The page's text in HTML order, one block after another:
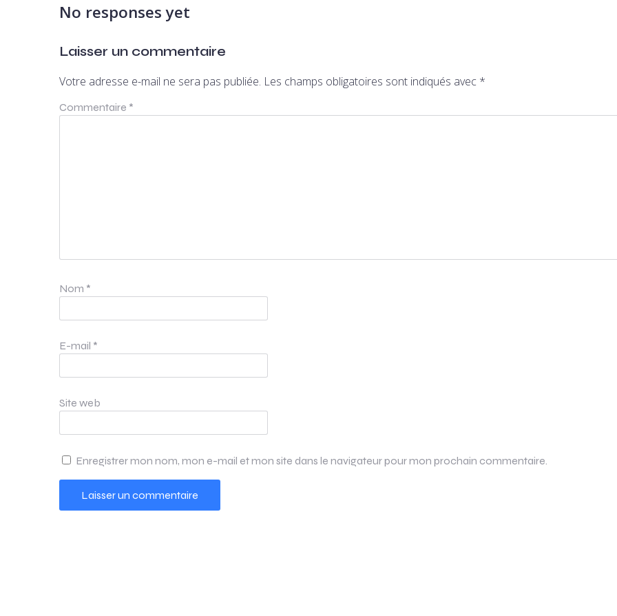
No responses yet
Laisser un commentaire
Votre adresse e-mail ne sera pas publiée. Les champs obligatoires sont indiqués avec *
Commentaire *
Nom *
E-mail *
Site web
Enregistrer mon nom, mon e-mail et mon site dans le navigateur pour mon prochain commentaire.